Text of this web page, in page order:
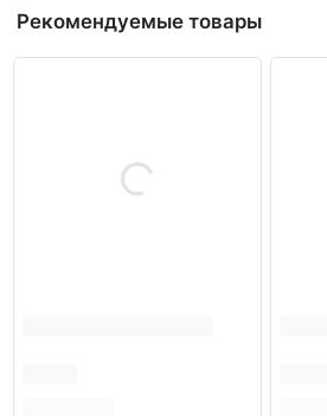
Рекомендуемые товары